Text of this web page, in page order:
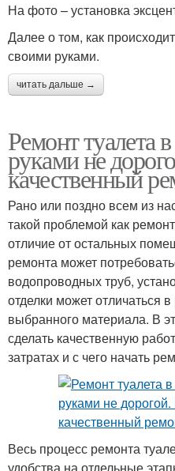
На фото – установка
Далее о том, как
своими руками.
читать дальше →
Ремонт туалета
руками не
качественный
Рано или поздно всем из
такой проблемой как
отличие от остальных
ремонта может
водопроводных труб,
отделки может отличаться
выбранного материала. В
сделать качественную
затратах и с чего начать
Весь процесс ремонта